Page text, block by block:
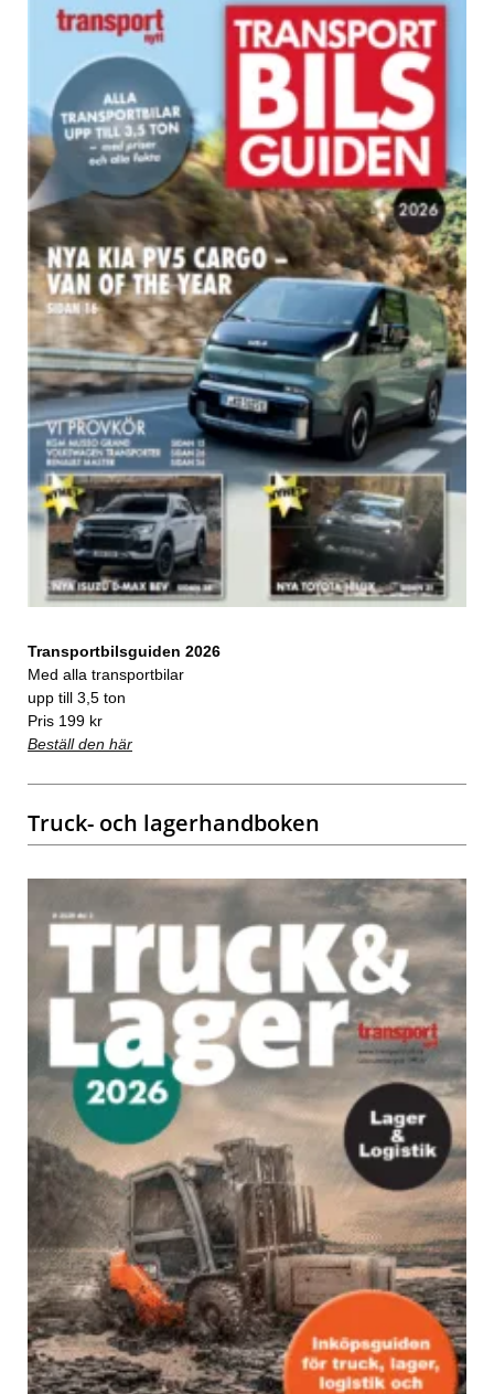
Transportbilsguiden 2026
Med alla transportbilar
upp till 3,5 ton
Pris 199 kr
Beställ den här
Truck- och lagerhandboken